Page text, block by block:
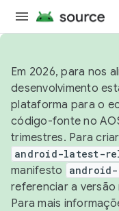
Em 2026, para nos
desenvolvimento
plataforma para o
código-fonte no
trimestres. Para
android-latest-
manifesto
referenciar a versão
Para mais